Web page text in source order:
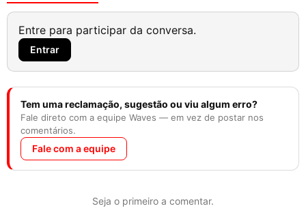
Entre para participar da conversa.
Entrar
Tem uma reclamação, sugestão ou viu algum erro?
Fale direto com a equipe Waves — em vez de postar nos
comentários.
Fale com a equipe
Seja o primeiro a comentar.